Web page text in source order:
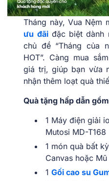
Tháng này, Vua Nệm
ưu đãiđặc biệt dành
chủ đề “Tháng của
HOT”. Càng mua
giá trị, giúp bạn vừa
nhận thêm loạt quà
Quà tặng hấp dẫn
1 Máy điện giải
Mutosi MD-T168
1 món quà bất
Canvas hoặc
1Gối cao su